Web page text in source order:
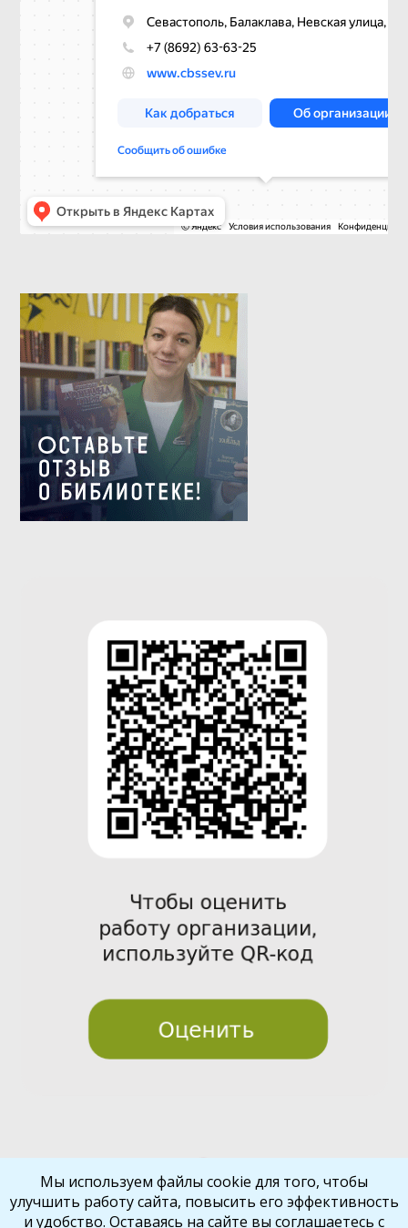
vio
t
Мы используем файлы cookie для того, чтобы
улучшить работу сайта, повысить его эффективность
и удобство. Оставаясь на сайте вы соглашаетесь с